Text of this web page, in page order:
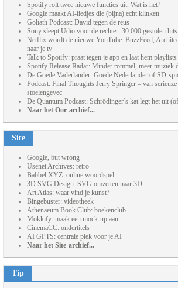
Spotify rolt twee nieuwe functies uit. Wat is het?
Google maakt AI-liedjes die (bijna) echt klinken
Goliath Podcast: David tegen de reus
Sony sleept Udio voor de rechter: 30.000 gestolen
Netflix wordt de nieuwe YouTube: BuzzFeed,
naar je tv
Talk to Spotify: praat tegen je app en laat hem
Spotify Release Radar: Minder rommel, meer muziek
De Goede Vaderlander: Goede Nederlander of SD-
Podcast: Final Thoughts Jerry Springer – van
stoelengevec
De Quantum Podcast: Schrödinger’s kat legt het uit
Naar het Oor-archief...
Site
Google, but wrong
Usenet Archives: retro
Babbel XYZ: online woordspel
3D SVG Design: SVG omzetten naar 3D
Art Atlas: waar vind je kunst?
Bingebuster: videotheek
Athenaeum Book Club: boekenclub
Mokkify: maak een mock-up aan
CinemaCC: ondertitels
AI GPTS: centrale plek voor je AI
Naar het Site-archief...
Tip